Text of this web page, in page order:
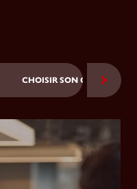
CHOISIR SON CAFÉ